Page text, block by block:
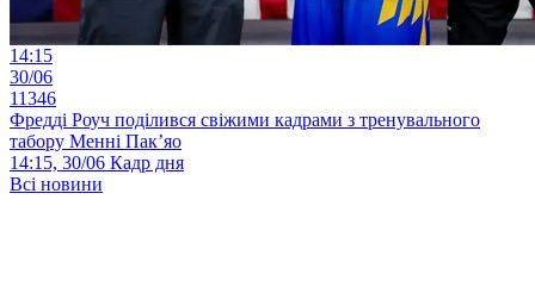
14:15
30/06
11346
Фредді Роуч поділився свіжими кадрами з тренувального
табору Менні Пак’яо
14:15, 30/06 Кадр дня
Всі новини